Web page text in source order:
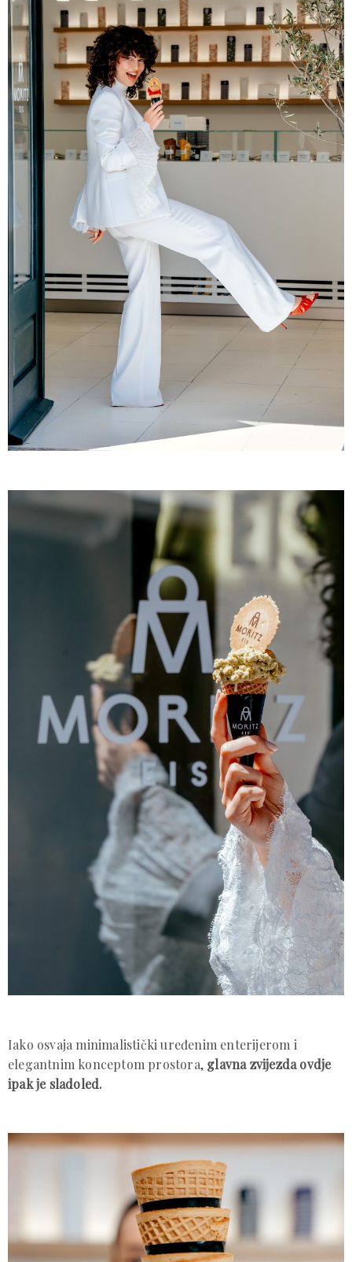
Iako osvaja minimalistički uređenim enterijerom i
elegantnim konceptom prostora, glavna zvijezda ovdje
ipak je sladoled.